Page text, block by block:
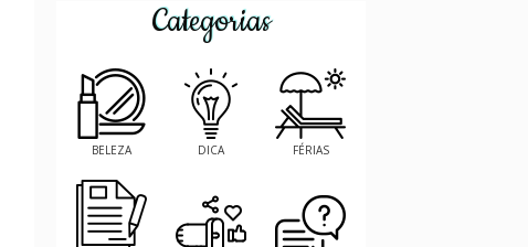
Categorias
BELEZA DICA FÉRIAS